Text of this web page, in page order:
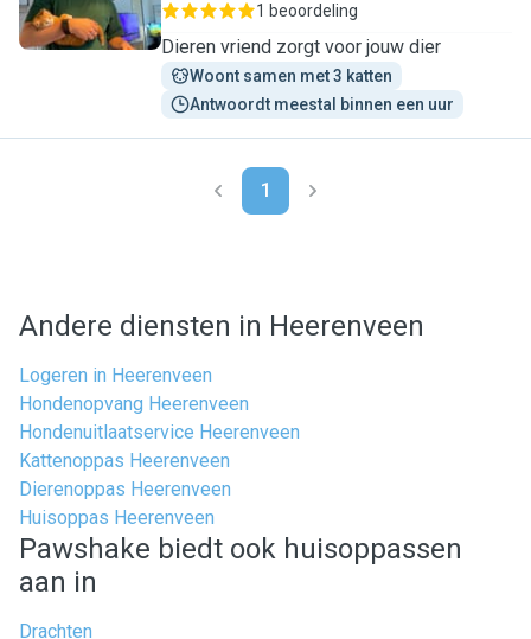
1 beoordeling
Dieren vriend zorgt voor jouw dier
Woont samen met 3 katten
Antwoordt meestal binnen een uur
1
Andere diensten in Heerenveen
Logeren in Heerenveen
Hondenopvang Heerenveen
Hondenuitlaatservice Heerenveen
Kattenoppas Heerenveen
Dierenoppas Heerenveen
Huisoppas Heerenveen
Pawshake biedt ook huisoppassen
aan in
Drachten